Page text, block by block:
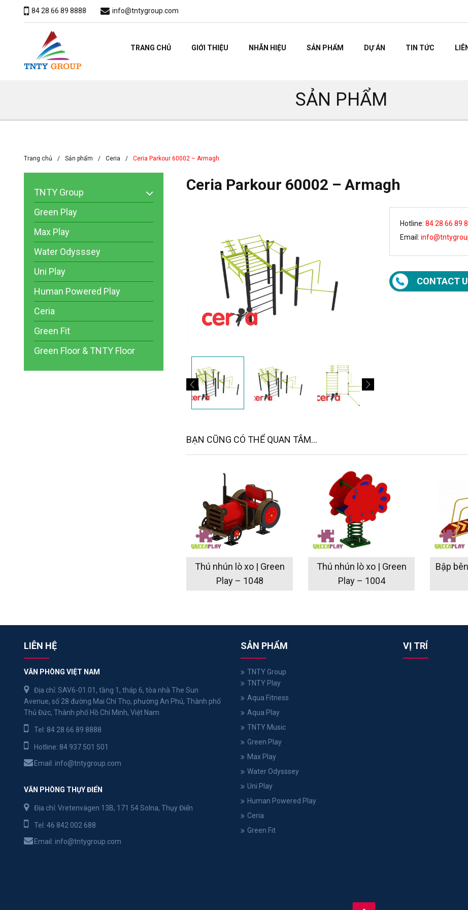
84 28 66 89 8888 info@tntygroup.com
TRANG CHỦ GIỚI THIỆU NHÃN HIỆU SẢN PHẨM DỰ ÁN TIN TỨC
SẢN PHẨM
Trang chủ Sản phẩm Ceria Ceria Parkour 60002 – Armagh
Ceria Parkour 60002 – Armagh
Hotline: 84 28 66 89
Email:
CONTACT
BẠN CŨNG CÓ THỂ QUAN TÂM...
Thú nhún lò xo | Green
Play – 1048
Thú nhún lò xo | Green
Play – 1004
Bập
TNTY Group
Green Play
Max Play
Water Odysssey
Uni Play
Human Powered Play
Ceria
Green Fit
Green Floor & TNTY Floor
LIÊN HỆ
VĂN PHÒNG VIỆT NAM
Địa chỉ: SAV6-01.01, tầng 1, tháp 6, tòa nhà The Sun
Avenue, số 28 đường Mai Chí Thọ, phường An Phú, Thành phố
Thủ Đức, Thành phố Hồ Chí Minh, Việt Nam
Tel: 84 28 66 89 8888
Hotline: 84 937 501 501
Email: info@tntygroup.com
VĂN PHÒNG THỤY ĐIỂN
Địa chỉ: Vretenvägen 13B, 171 54 Solna, Thụy Điển
Tel: 46 842 002 688
Email: info@tntygroup.com
SẢN PHẨM
TNTY Group
TNTY Play
Aqua Fitness
Aqua Play
TNTY Music
Green Play
Max Play
Water Odysssey
Uni Play
Human Powered Play
Ceria
Green Fit
VỊ TRÍ